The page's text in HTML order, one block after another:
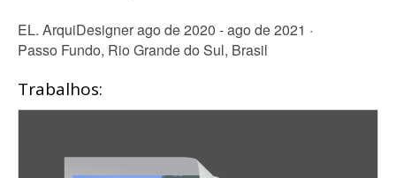
EL. ArquiDesigner ago de 2020 - ago de 2021 ·
Passo Fundo, Rio Grande do Sul, Brasil
Trabalhos: